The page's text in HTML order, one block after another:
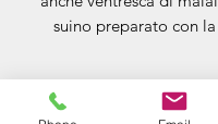
suino preparato con
arrotolata e
naturale o sintetico.